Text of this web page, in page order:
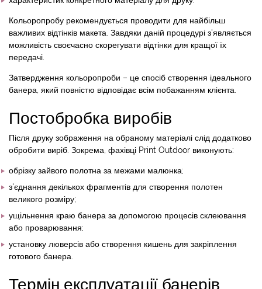
Кольоропробу рекомендується проводити для найбільш
важливих відтінків макета. Завдяки даній процедурі з'являється
можливість своєчасно скорегувати відтінки для кращої їх
передачі.
Затвердження кольоропроби – це спосіб створення ідеального
банера, який повністю відповідає всім побажанням клієнта.
Постобробка виробів
Після друку зображення на обраному матеріалі слід додатково
обробити виріб. Зокрема, фахівці Print Outdoor виконують:
обрізку зайвого полотна за межами малюнка;
з'єднання декількох фрагментів для створення полотен
великого розміру;
ущільнення краю банера за допомогою процесів склеювання
або проварювання;
установку люверсів або створення кишень для закріплення
готового банера.
Термін експлуатації банерів